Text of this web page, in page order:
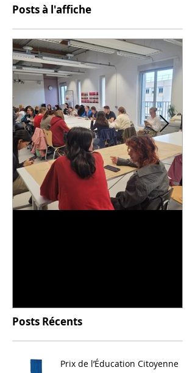
Posts à l'affiche
Posts Récents
Prix de l’Éducation Citoyenne